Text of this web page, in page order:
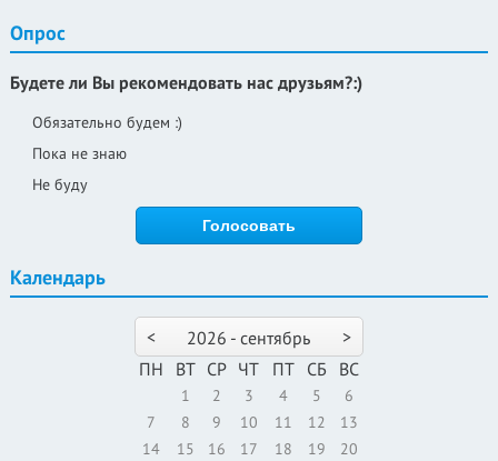
Опрос
Будете ли Вы рекомендовать нас друзьям?:)
Обязательно будем :)
Пока не знаю
Не буду
Календарь
< >
2026 - сентябрь
ПН
ВТ СР ЧТ ПТ СБ ВС
1 2 3 4 5
6
7
8 9 10 11 12
13
14
15 16 17 18 19
20